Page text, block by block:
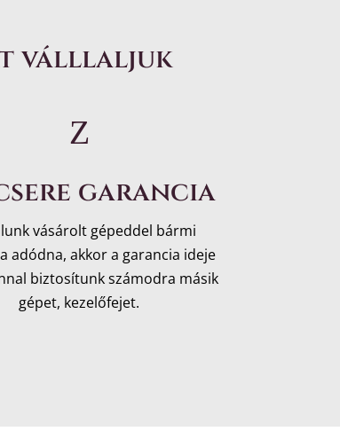
válllaljuk
Z
garancia
vásárolt gépeddel bármi
adódna, akkor a garancia ideje
biztosítunk számodra másik
gépet, kezelőfejet.